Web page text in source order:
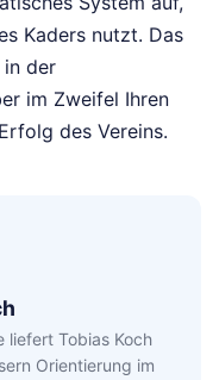
Kaders nutzt. Das
der
im Zweifel Ihren
des Vereins.
liefert Tobias Koch
Orientierung im